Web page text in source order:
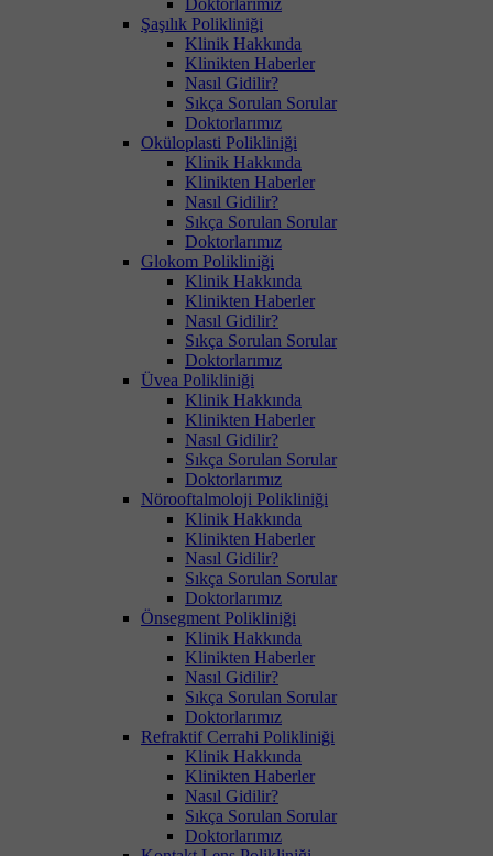
Şaşılık Polikliniği
Klinik Hakkında
Klinikten Haberler
Nasıl Gidilir?
Sıkça Sorulan Sorular
Doktorlarımız
Oküloplasti Polikliniği
Klinik Hakkında
Klinikten Haberler
Nasıl Gidilir?
Sıkça Sorulan Sorular
Doktorlarımız
Glokom Polikliniği
Klinik Hakkında
Klinikten Haberler
Nasıl Gidilir?
Sıkça Sorulan Sorular
Doktorlarımız
Üvea Polikliniği
Klinik Hakkında
Klinikten Haberler
Nasıl Gidilir?
Sıkça Sorulan Sorular
Doktorlarımız
Nörooftalmoloji Polikliniği
Klinik Hakkında
Klinikten Haberler
Nasıl Gidilir?
Sıkça Sorulan Sorular
Doktorlarımız
Önsegment Polikliniği
Klinik Hakkında
Klinikten Haberler
Nasıl Gidilir?
Sıkça Sorulan Sorular
Doktorlarımız
Refraktif Cerrahi Polikliniği
Klinik Hakkında
Klinikten Haberler
Nasıl Gidilir?
Sıkça Sorulan Sorular
Doktorlarımız